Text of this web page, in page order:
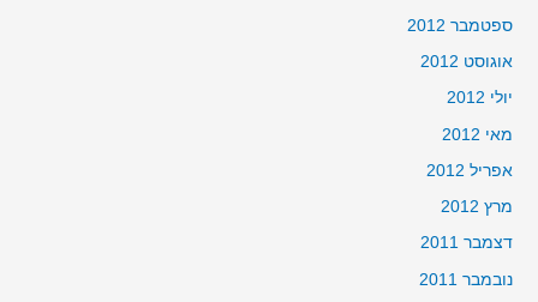
ספטמבר 2012
אוגוסט 2012
יולי 2012
מאי 2012
אפריל 2012
מרץ 2012
דצמבר 2011
נובמבר 2011